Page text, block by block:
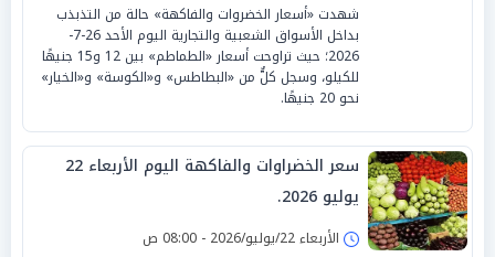
شهدت «أسعار الخضروات والفاكهة» حالة من التذبذب
بداخل الأسواق الشعبية والتجارية اليوم الأحد 26-7-
2026؛ حيث تراوحت أسعار «الطماطم» بين 12 و15 جنيهًا
للكيلو، وسجل كلٌّ من «البطاطس» و«الكوسة» و«الخيار»
نحو 20 جنيهًا.
سعر الخضراوات والفاكهة اليوم الأربعاء 22
يوليو 2026.
الأربعاء 22/يوليو/2026 - 08:00 ص